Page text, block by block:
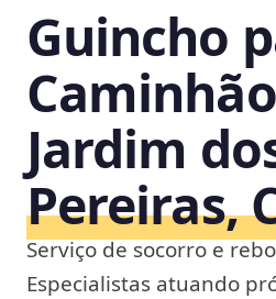
Guincho
Jardim
Pereiras,
Serviço de socorro e
Especialistas atuando